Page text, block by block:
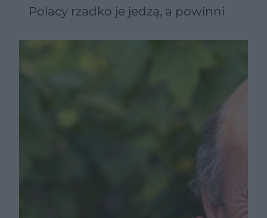
Polacy rzadko je jedzą, a powinni